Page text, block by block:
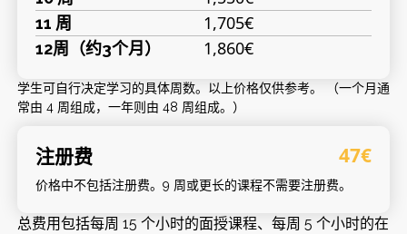
11 周 1,705€
12周（约3个月） 1,860€
学生可自行决定学习的具体周数。以上价格仅供参考。 （一个月通
常由 4 周组成，一年则由 48 周组成。）
注册费 47€
价格中不包括注册费。9 周或更长的课程不需要注册费。
总费用包括每周 15 个小时的面授课程、每周 5 个小时的在